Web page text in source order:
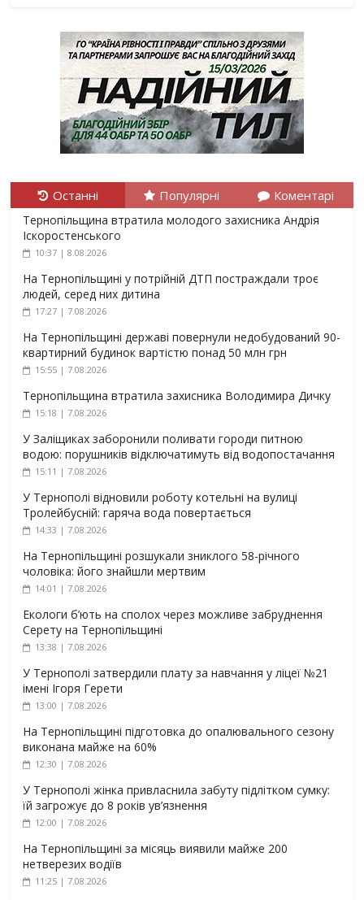
Останні Популярні Коментарі
Тернопільщина втратила молодого захисника Андрія
Іскоростенського
10:37 | 8.08.2026
На Тернопільщині у потрійній ДТП постраждали троє
людей, серед них дитина
17:27 | 7.08.2026
На Тернопільщині державі повернули недобудований 90-
квартирний будинок вартістю понад 50 млн грн
15:55 | 7.08.2026
Тернопільщина втратила захисника Володимира Дичку
15:18 | 7.08.2026
У Заліщиках заборонили поливати городи питною
водою: порушників відключатимуть від водопостачання
15:11 | 7.08.2026
У Тернополі відновили роботу котельні на вулиці
Тролейбусній: гаряча вода повертається
14:33 | 7.08.2026
На Тернопільщині розшукали зниклого 58-річного
чоловіка: його знайшли мертвим
14:01 | 7.08.2026
Екологи б’ють на сполох через можливе забруднення
Серету на Тернопільщині
13:38 | 7.08.2026
У Тернополі затвердили плату за навчання у ліцеї №21
імені Ігоря Герети
13:00 | 7.08.2026
На Тернопільщині підготовка до опалювального сезону
виконана майже на 60%
12:30 | 7.08.2026
У Тернополі жінка привласнила забуту підлітком сумку:
їй загрожує до 8 років ув’язнення
12:00 | 7.08.2026
На Тернопільщині за місяць виявили майже 200
нетверезих водіїв
11:25 | 7.08.2026